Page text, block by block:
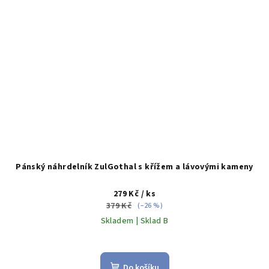
Pánský náhrdelník ZulGothal s křížem a lávovými kameny
279 Kč / ks
379 Kč (–26 %)
Skladem | Sklad B